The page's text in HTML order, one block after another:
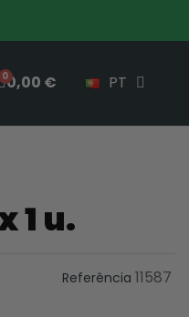
0,00 € PT
1 u.
Referência 11587